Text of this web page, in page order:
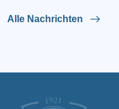
Alle Nachrichten